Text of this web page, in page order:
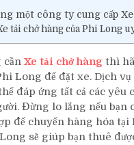
một công ty cung cấp
tải chở hàng của Phi Long
cần Xe tải chở hàng thì
Long để đặt xe. Dịch
đáp ứng tất cả các yêu
Đừng lo lắng nếu bạn
để chuyển hàng hóa tại
sẽ giúp bạn thuê